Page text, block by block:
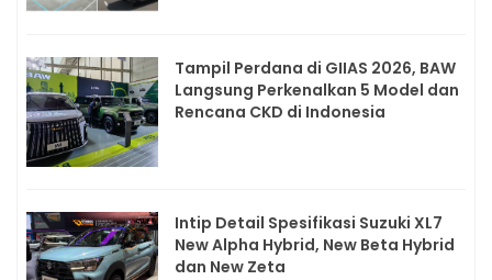
Tampil Perdana di GIIAS 2026, BAW
Langsung Perkenalkan 5 Model dan
Rencana CKD di Indonesia
Intip Detail Spesifikasi Suzuki XL7
New Alpha Hybrid, New Beta Hybrid
dan New Zeta